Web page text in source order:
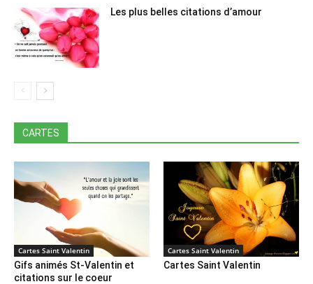
Les plus belles citations d’amour
CARTES
Cartes Saint Valentin
Gifs animés St-Valentin et
citations sur le coeur
Cartes Saint Valentin
Cartes Saint Valentin